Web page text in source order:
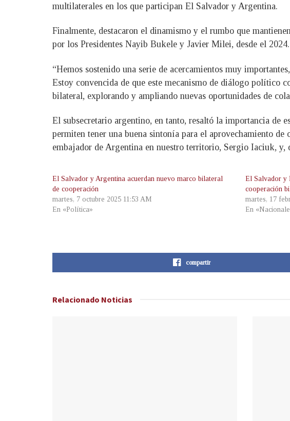
multilaterales en los que participan El Salvador y Argentina.
Finalmente, destacaron el dinamismo y el rumbo que
por los Presidentes Nayib Bukele y Javier Milei, desde el 2024.
“Hemos sostenido una serie de acercamientos muy
Estoy convencida de que este mecanismo de diálogo político
bilateral, explorando y ampliando nuevas oportunidades de
El subsecretario argentino, en tanto, resaltó la importancia de
permiten tener una buena sintonía para el aprovechamiento
embajador de Argentina en nuestro territorio, Sergio Iaciuk,
El Salvador y Argentina acuerdan nuevo marco bilateral
de cooperación
martes, 7 octubre 2025 11:53 AM
En «Política»
El Salvador y
cooperación
martes, 17
En
compartir
Relacionado Noticias